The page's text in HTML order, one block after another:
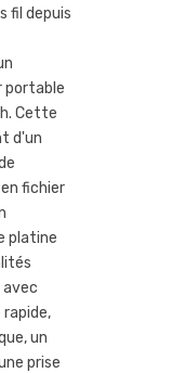
fil depuis
portable
Cette
d'un
fichier
platine
un
prise